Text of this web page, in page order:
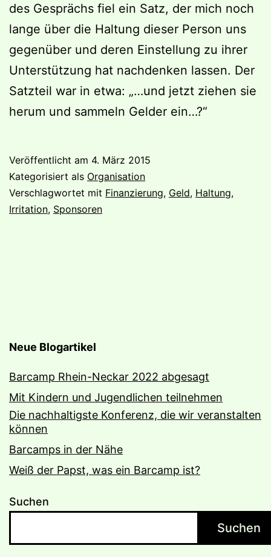
des Gesprächs fiel ein Satz, der mich noch
lange über die Haltung dieser Person uns
gegenüber und deren Einstellung zu ihrer
Unterstützung hat nachdenken lassen. Der
Satzteil war in etwa: „…und jetzt ziehen sie
herum und sammeln Gelder ein…?“
Veröffentlicht am 4. März 2015
Kategorisiert als Organisation
Verschlagwortet mit Finanzierung, Geld, Haltung,
Irritation, Sponsoren
Neue Blogartikel
Barcamp Rhein-Neckar 2022 abgesagt
Mit Kindern und Jugendlichen teilnehmen
Die nachhaltigste Konferenz, die wir veranstalten
können
Barcamps in der Nähe
Weiß der Papst, was ein Barcamp ist?
Suchen
Suchen